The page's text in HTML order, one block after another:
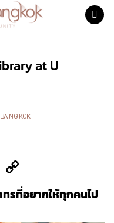
at U
Email
Link
รที่อยากให้ทุกคนไป